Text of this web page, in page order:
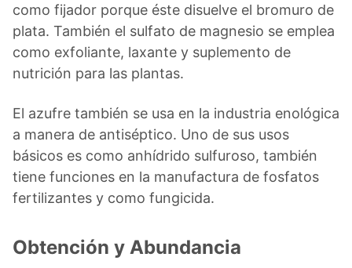
como fijador porque éste disuelve el bromuro de
plata. También el sulfato de magnesio se emplea
como exfoliante, laxante y suplemento de
nutrición para las plantas.
El azufre también se usa en la industria enológica
a manera de antiséptico. Uno de sus usos
básicos es como anhídrido sulfuroso, también
tiene funciones en la manufactura de fosfatos
fertilizantes y como fungicida.
Obtención y Abundancia